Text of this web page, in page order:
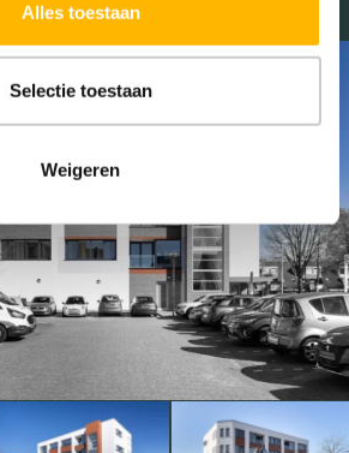
Alles toestaan
Selectie toestaan
Weigeren